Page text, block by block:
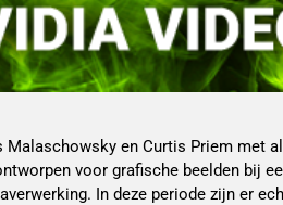
en Curtis Priem met
voor grafische beelden bij
In deze periode zijn er